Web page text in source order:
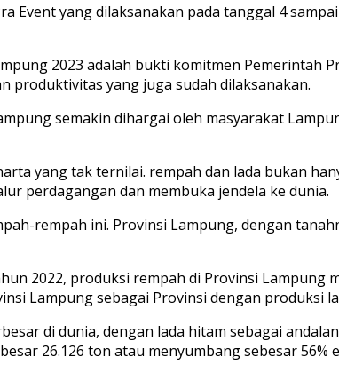
yang dilaksanakan pada tanggal 4
2023 adalah bukti komitmen Pemerintah
produktivitas yang juga sudah dilaksanakan.
semakin dihargai oleh masyarakat
yang tak ternilai. rempah dan lada bukan
perdagangan dan membuka jendela ke dunia.
rempah ini. Provinsi Lampung, dengan
2022, produksi rempah di Provinsi Lampung
Lampung sebagai Provinsi dengan produksi
di dunia, dengan lada hitam sebagai
26.126 ton atau menyumbang sebesar 56%